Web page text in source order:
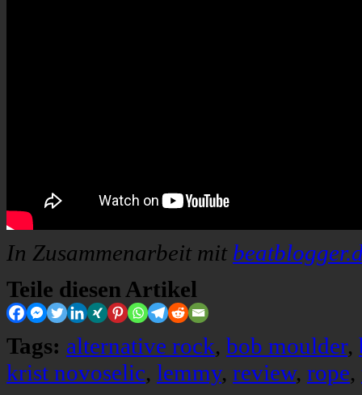
In Zusammenarbeit mit
Teile diesen Artikel
Tags: alternative rock, bob moulder,
krist novoselic, lemmy, review, rope,